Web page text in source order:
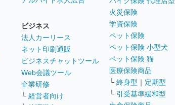
ビジネス
法人カーリース
ネット印刷通販
ビジネスチャットツール
Web会議ツール
企業研修
└ 経営者向け
火災保険
学資保険
ペット保険
ペット保険 小型犬
ペット保険 猫
医療保険商品
└ 終身型 ｜ 定期型
└ 引受基準緩和型